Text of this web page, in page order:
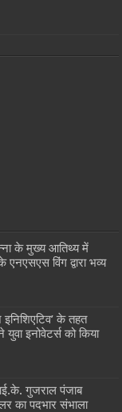
के मुख्य आतिथ्य में
एनएसएस विंग द्वारा भव्य
के तहत
इनोवेटर्स को किया
गुजराल पंजाब
का पदभार संभाला